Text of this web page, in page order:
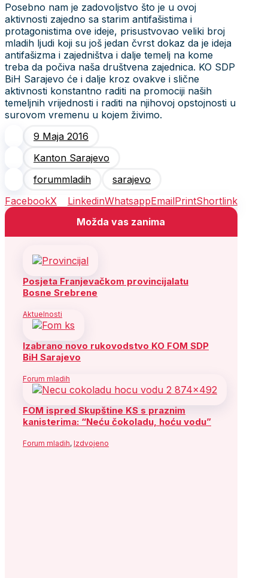
Posebno nam je zadovoljstvo što je u ovoj
aktivnosti zajedno sa starim antifašistima i
protagonistima ove ideje, prisustvovao veliki broj
mladih ljudi koji su još jedan čvrst dokaz da je ideja
antifašizma i zajedništva i dalje temelj na kome
treba da počiva naša društvena zajednica. KO SDP
BiH Sarajevo će i dalje kroz ovakve i slične
aktivnosti konstantno raditi na promociji naših
temeljnih vrijednosti i raditi na njihovoj opstojnosti u
surovom vremenu u kojem živimo.
9 Maja 2016
Kanton Sarajevo
forummladih
sarajevo
FacebookX LinkedinWhatsappEmailPrintShortlink
Možda vas zanima
Posjeta Franjevačkom provincijalatu
Bosne Srebrene
Aktuelnosti
Izabrano novo rukovodstvo KO FOM SDP
BiH Sarajevo
Forum mladih
FOM ispred Skupštine KS s praznim
kanisterima: “Neću čokoladu, hoću vodu”
Forum mladih, Izdvojeno